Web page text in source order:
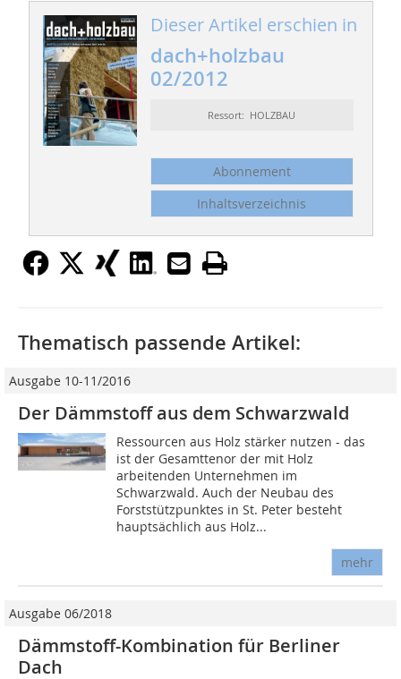
Dieser Artikel erschien in
dach+holzbau
02/2012
Ressort: HOLZBAU
Abonnement
Inhaltsverzeichnis
Thematisch passende Artikel:
Ausgabe 10-11/2016
Der Dämmstoff aus dem Schwarzwald
Ressourcen aus Holz stärker nutzen - das
ist der Gesamttenor der mit Holz
arbeitenden Unternehmen im
Schwarzwald. Auch der Neubau des
Forststützpunktes in St. Peter besteht
hauptsächlich aus Holz...
mehr
Ausgabe 06/2018
Dämmstoff-Kombination für Berliner
Dach